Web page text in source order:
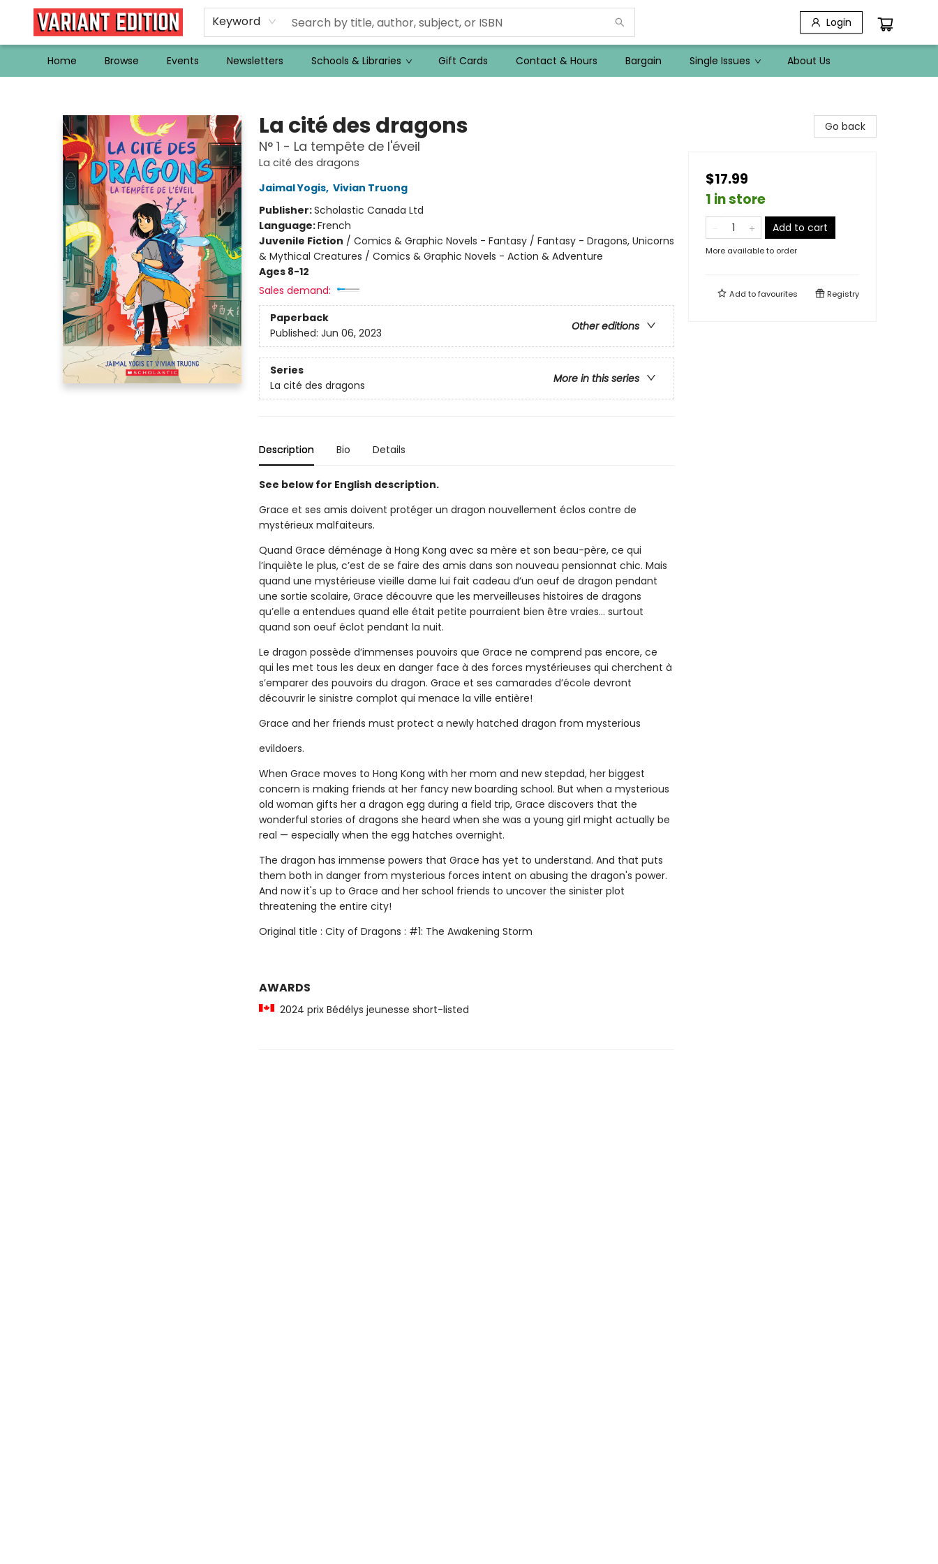
Keyword Login
Home Browse Events Newsletters Schools & Libraries Gift Cards Contact & Hours Bargain Single Issues About Us
La cité des dragons
N° 1 - La tempête de l'éveil
La cité des dragons
Jaimal Yogis, Vivian Truong
Publisher:Scholastic Canada Ltd
Language:French
Juvenile Fiction / Comics & Graphic Novels - Fantasy / Fantasy - Dragons, Unicorns
& Mythical Creatures / Comics & Graphic Novels - Action & Adventure
Ages 8-12
Sales demand:
Paperback
Other editions
Published: Jun 06, 2023
Series
More in this series
La cité des dragons
Description Bio Details
See below for English description.
Grace et ses amis doivent protéger un dragon nouvellement éclos contre de
mystérieux malfaiteurs.
Quand Grace déménage à Hong Kong avec sa mère et son beau-père, ce qui
l’inquiète le plus, c’est de se faire des amis dans son nouveau pensionnat chic. Mais
quand une mystérieuse vieille dame lui fait cadeau d’un oeuf de dragon pendant
une sortie scolaire, Grace découvre que les merveilleuses histoires de dragons
qu’elle a entendues quand elle était petite pourraient bien être vraies… surtout
quand son oeuf éclot pendant la nuit.
Le dragon possède d’immenses pouvoirs que Grace ne comprend pas encore, ce
qui les met tous les deux en danger face à des forces mystérieuses qui cherchent à
s’emparer des pouvoirs du dragon. Grace et ses camarades d’école devront
découvrir le sinistre complot qui menace la ville entière!
Grace and her friends must protect a newly hatched dragon from mysterious
evildoers.
When Grace moves to Hong Kong with her mom and new stepdad, her biggest
concern is making friends at her fancy new boarding school. But when a mysterious
old woman gifts her a dragon egg during a field trip, Grace discovers that the
wonderful stories of dragons she heard when she was a young girl might actually be
real — especially when the egg hatches overnight.
The dragon has immense powers that Grace has yet to understand. And that puts
them both in danger from mysterious forces intent on abusing the dragon's power.
And now it's up to Grace and her school friends to uncover the sinister plot
threatening the entire city!
Original title : City of Dragons : #1: The Awakening Storm
AWARDS
2024 prix Bédélys jeunesse short-listed
Go back
$17.99
1 in store
Add to cart
More available to order
Add tofavourites Registry